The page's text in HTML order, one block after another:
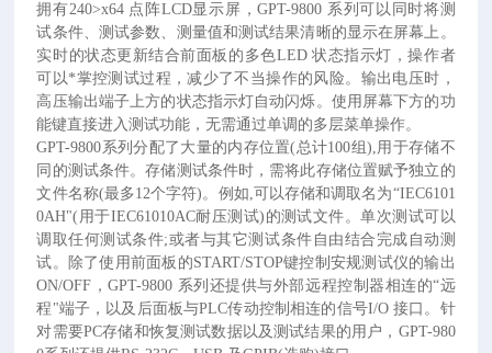
拥有240>x64 点阵LCD显示屏，GPT-9800 系列可以同时将测
试条件、测试参数、测量值和测试结果清晰的显示在屏幕上。
实时的状态更新结合前面板的多色LED 状态指示灯，操作者
可以*掌控测试过程，减少了不当操作的风险。输出电压时，
高压输出端子上方的状态指示灯自动闪烁。使用屏幕下方的功
能键直接进入测试功能，无需通过单调的多层菜单操作。
GPT-9800系列分配了大量的内存位置(总计100组),用于存储不
同的测试条件。存储测试条件时，需将此存储位置赋予独立的
文件名称(最多12个字符)。例如,可以存储和调取名为“IEC6101
0AH"(用于IEC61010AC耐压测试)的测试文件。单次测试可以
调取任何测试条件;或者与其它测试条件自由结合完成自动测
试。除了使用前面板的START/STOP键控制安规测试仪的输出
ON/OFF，GPT-9800 系列还提供与外部远程控制器相连的“远
程"端子，以及后面板与PLC传动控制相连的信号I/O 接口。针
对需要PC存储和恢复测试数据以及测试结果的用户，GPT-980